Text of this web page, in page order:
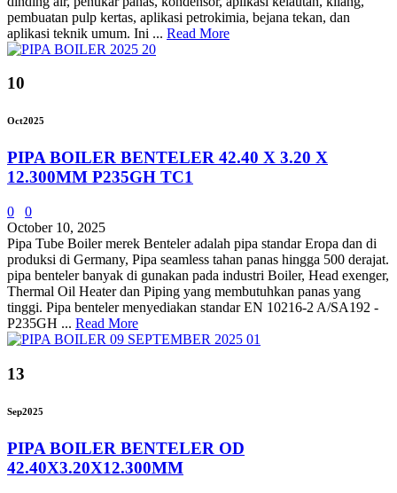
pembuatan pulp kertas, aplikasi petrokimia, bejana tekan, dan
aplikasi teknik umum. Ini ... Read More
10
Oct2025
PIPA BOILER BENTELER 42.40 X 3.20 X
12.300MM P235GH TC1
0
0
October 10, 2025
Pipa Tube Boiler merek Benteler adalah pipa standar Eropa dan di
produksi di Germany, Pipa seamless tahan panas hingga 500 derajat.
pipa benteler banyak di gunakan pada industri Boiler, Head exenger,
Thermal Oil Heater dan Piping yang membutuhkan panas yang
tinggi. Pipa benteler menyediakan standar EN 10216-2 A/SA192 -
P235GH ... Read More
13
Sep2025
PIPA BOILER BENTELER OD
42.40X3.20X12.300MM